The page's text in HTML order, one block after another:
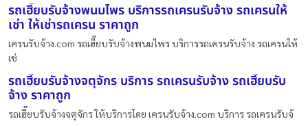
รถเฮี๊ยบรับจ้างพนมไพร บริการรถเครนรับจ้าง รถเครนให้
เช่า ให้เช่ารถเครน ราคาถูก
เครนรับจ้าง.com รถเฮี๊ยบรับจ้างพนมไพร บริการรถเครนรับจ้าง รถเครนให้
เช่
รถเฮี๊ยบรับจ้างจตุจักร บริการ รถเครนรับจ้าง รถเฮี๊ยบรับ
จ้าง ราคาถูก
รถเฮี๊ยบรับจ้างจตุจักร ให้บริการโดย เครนรับจ้าง.com บริการ รถเครนรับจ้